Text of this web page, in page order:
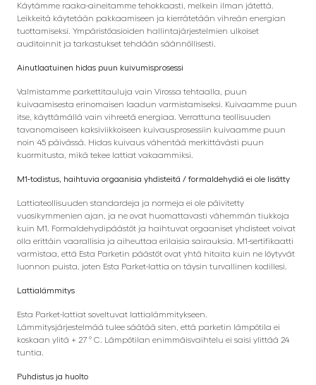
Käytämme raaka-aineitamme tehokkaasti, melkein ilman jätettä.
Leikkeitä käytetään pakkaamiseen ja kierrätetään vihreän energian
tuottamiseksi. Ympäristöasioiden hallintajärjestelmien ulkoiset
auditoinnit ja tarkastukset tehdään säännöllisesti.
Ainutlaatuinen hidas puun kuivumisprosessi
Valmistamme parkettitauluja vain Virossa tehtaalla, puun
kuivaamisesta erinomaisen laadun varmistamiseksi. Kuivaamme puun
itse, käyttämällä vain vihreetä energiaa. Verrattuna teollisuuden
tavanomaiseen kaksiviikkoiseen kuivausprosessiin kuivaamme puun
noin 45 päivässä. Hidas kuivaus vähentää merkittävästi puun
kuormitusta, mikä tekee lattiat vakaammiksi.
M1-todistus, haihtuvia orgaanisia yhdisteitä / formaldehydiä ei ole lisätty
Lattiateollisuuden standardeja ja normeja ei ole päivitetty
vuosikymmenien ajan, ja ne ovat huomattavasti vähemmän tiukkoja
kuin M1. Formaldehydipäästöt ja haihtuvat orgaaniset yhdisteet voivat
olla erittäin vaarallisia ja aiheuttaa erilaisia ​​sairauksia. M1-sertifikaatti
varmistaa, että Esta Parketin päästöt ovat yhtä hitaita kuin ne löytyvät
luonnon puista, joten Esta Parket-lattia on täysin turvallinen kodillesi.
Lattialämmitys
Esta Parket-lattiat soveltuvat lattialämmitykseen.
Lämmitysjärjestelmää tulee säätää siten, että parketin lämpötila ei
koskaan ylitä + 27 ° C. Lämpötilan enimmäisvaihtelu ei saisi ylittää 24
tuntia.
Puhdistus ja huolto